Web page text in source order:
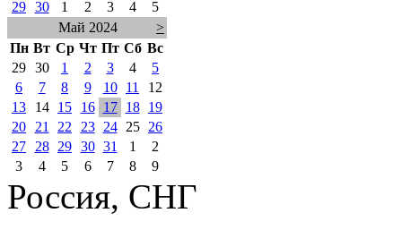
29 30 1 2 3 4
5
Май 2024
>
Пн Вт Ср Чт Пт Сб Вс
29 30 1 2 3 4
5
6
7 8 9 10 11
12
13
14 15 16 17 18
19
20
21 22 23 24 25
26
27
28 29 30 31 1
2
3
4 5 6 7 8 9
Россия, СНГ